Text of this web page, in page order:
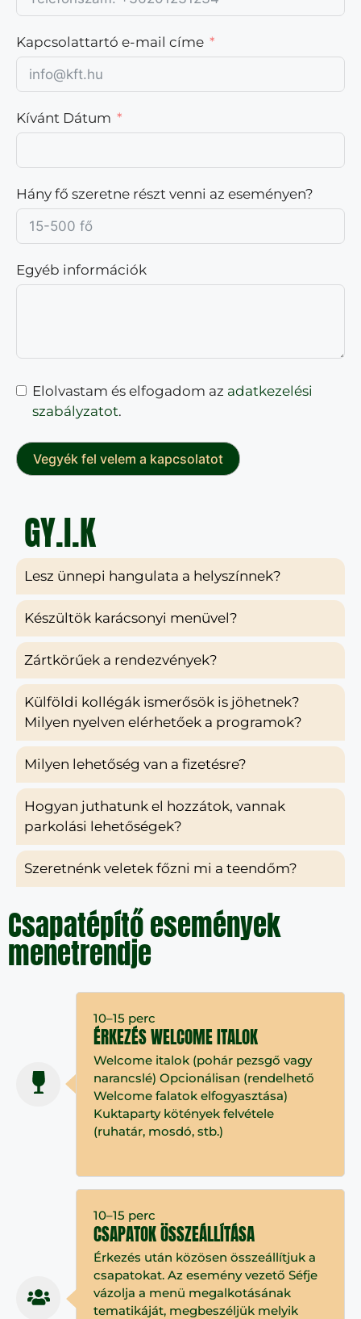
Kapcsolattartó e-mail címe
Kívánt Dátum
Hány fő szeretne részt venni az eseményen?
Egyéb információk
Elolvastam és elfogadom az adatkezelési
szabályzatot.
Vegyék fel velem a kapcsolatot
GY.I.K
Lesz ünnepi hangulata a helyszínnek?
Készültök karácsonyi menüvel?
Zártkörűek a rendezvények?
Külföldi kollégák ismerősök is jöhetnek?
Milyen nyelven elérhetőek a programok?
Milyen lehetőség van a fizetésre?
Hogyan juthatunk el hozzátok, vannak
parkolási lehetőségek?
Szeretnénk veletek főzni mi a teendőm?
Csapatépítő események
menetrendje
10–15 perc
ÉRKEZÉS WELCOME ITALOK
Welcome italok (pohár pezsgő vagy
narancslé) Opcionálisan (rendelhető
Welcome falatok elfogyasztása)
Kuktaparty kötények felvétele
(ruhatár, mosdó, stb.)
10–15 perc
CSAPATOK ÖSSZEÁLLÍTÁSA
Érkezés után közösen összeállítjuk a
csapatokat. Az esemény vezető Séfje
vázolja a menü megalkotásának
tematikáját, megbeszéljük melyik